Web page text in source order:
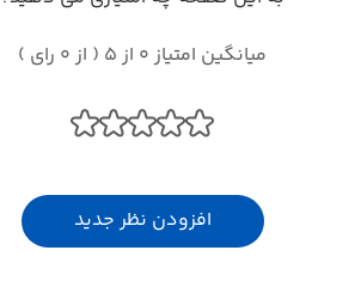
میانگین امتیاز 0 از 5 ( از 0 رای )
افزودن نظر جدید